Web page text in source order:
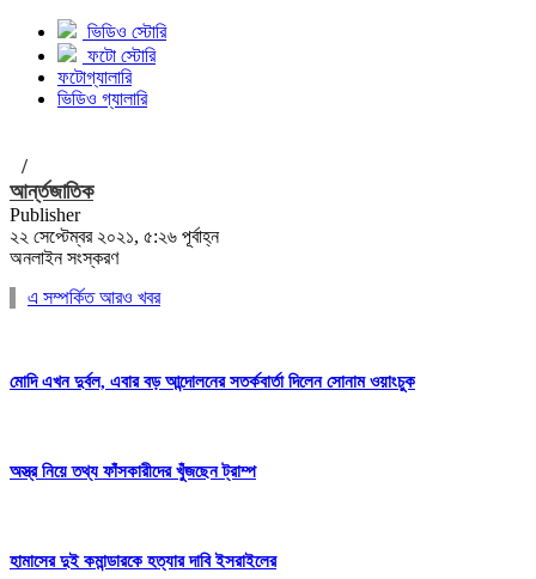
ভিডিও স্টোরি
ফটো স্টোরি
ফটোগ্যালারি
ভিডিও গ্যালারি
/
আর্ন্তজাতিক
Publisher
২২ সেপ্টেম্বর ২০২১, ৫:২৬ পূর্বাহ্ন
অনলাইন সংস্করণ
এ সম্পর্কিত আরও খবর
মোদি এখন দুর্বল, এবার বড় আন্দোলনের সতর্কবার্তা দিলেন সোনাম ওয়াংচুক
অস্ত্র নিয়ে তথ্য ফাঁসকারীদের খুঁজছেন ট্রাম্প
হামাসের দুই কমান্ডারকে হত্যার দাবি ইসরাইলের